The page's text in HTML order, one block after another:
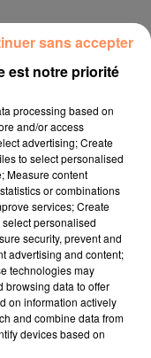
de la rue. En
pourra pénétrer
relatives à la
public" ne
condition que les
accordé par la
de la Charte de
ici :
actualites/le-
pour-s-
est notre priorité
processing based on
and/or access
advertising; Create
to select personalised
Measure content
or combinations
services; Create
personalised
security, prevent and
advertising and content;
technologies may
browsing data to offer
on information actively
and combine data from
devices based on
sans accepter